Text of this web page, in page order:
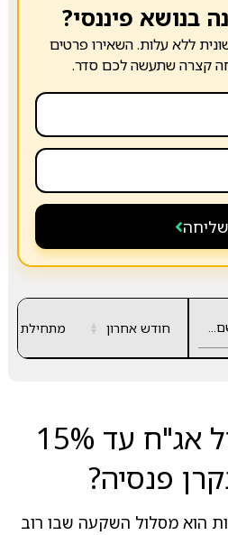
בנושא פיננסי?
ללא עלות. השאירו פרטים
קצרה שתעשה לכם סדר.
שליחה
חודש אחרון ▲
▼ מתחילת
מה זה מסלול אג"ח עד 15%
פנסיה?
אג"ח עד 15% מניות הוא מסלול השקעה שבו רוב